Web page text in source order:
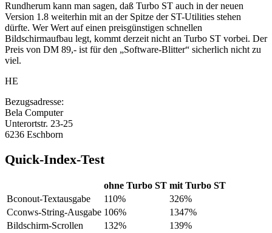
Rundherum kann man sagen, daß Turbo ST auch in der neuen
Version 1.8 weiterhin mit an der Spitze der ST-Utilities stehen
dürfte. Wer Wert auf einen preisgünstigen schnellen
Bildschirmaufbau legt, kommt derzeit nicht an Turbo ST vorbei. Der
Preis von DM 89,- ist für den „Software-Blitter“ sicherlich nicht zu
viel.
HE
Bezugsadresse:
Bela Computer
Unterortstr. 23-25
6236 Eschborn
Quick-Index-Test
ohne Turbo ST mit Turbo ST
Bconout-Textausgabe
110%
326%
Cconws-String-Ausgabe 106%
1347%
Bildschirm-Scrollen
132% 139%